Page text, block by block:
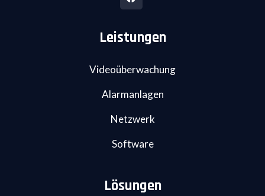
Leistungen
Videoüberwachung
Alarmanlagen
Netzwerk
Software
Lösungen